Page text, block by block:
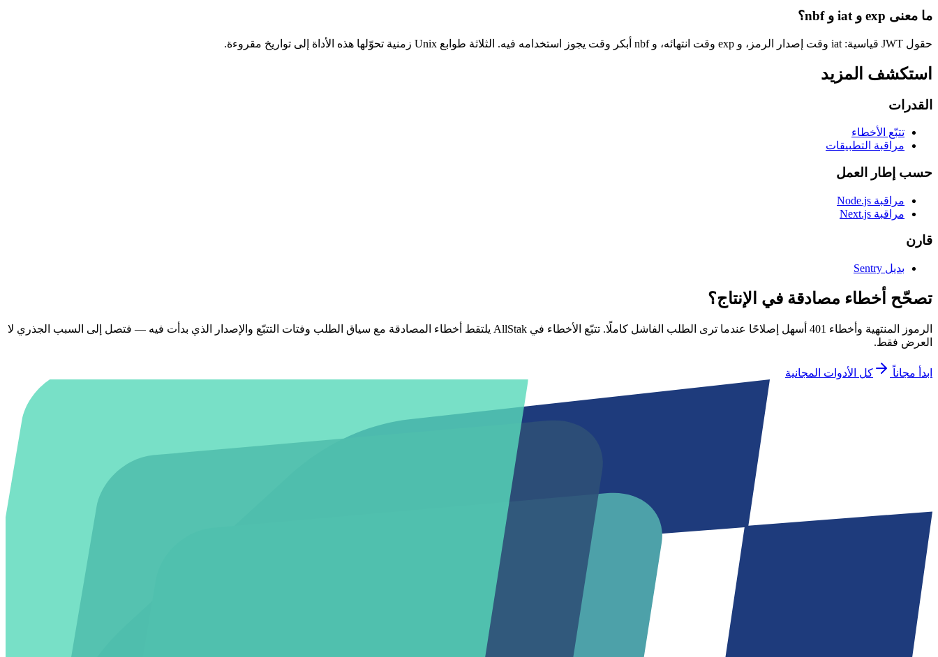
ما معنى exp و iat و nbf؟
حقول JWT قياسية: iat وقت إصدار الرمز، و exp وقت انتهائه، و nbf أبكر وقت يجوز استخدامه فيه. الثلاثة طوابع Unix زمنية تحوّلها هذه الأداة إلى تواريخ مقروءة.
استكشف المزيد
القدرات
تتبّع الأخطاء
مراقبة التطبيقات
حسب إطار العمل
مراقبة Node.js
مراقبة Next.js
قارن
بديل Sentry
تصحّح أخطاء مصادقة في الإنتاج؟
الرموز المنتهية وأخطاء 401 أسهل إصلاحًا عندما ترى الطلب الفاشل كاملًا. تتبّع الأخطاء في AllStak يلتقط أخطاء المصادقة مع سياق الطلب وفتات التتبّع والإصدار الذي بدأت فيه — فتصل إلى السبب الجذري لا
العرض فقط.
ابدأ مجاناً كل الأدوات المجانية